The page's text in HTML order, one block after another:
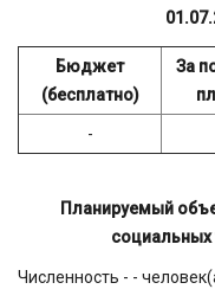
Бюджет
(бесплатно)
За
-
Планируемый
социальных
Численность - -